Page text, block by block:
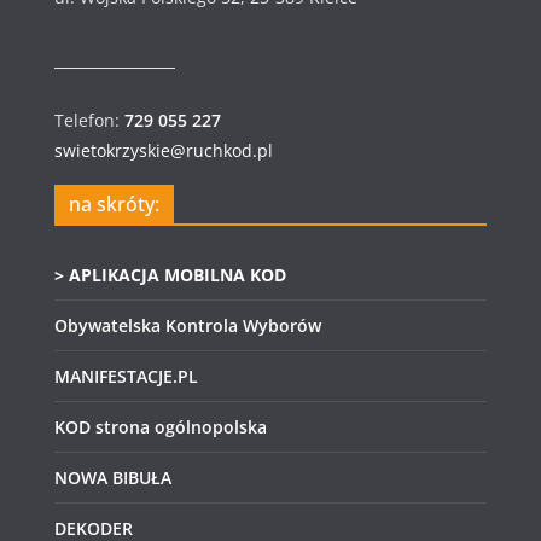
Telefon: 729 055 227
swietokrzyskie@ruchkod.pl
na skróty:
> APLIKACJA MOBILNA KOD
Obywatelska Kontrola Wyborów
MANIFESTACJE.PL
KOD strona ogólnopolska
NOWA BIBUŁA
DEKODER